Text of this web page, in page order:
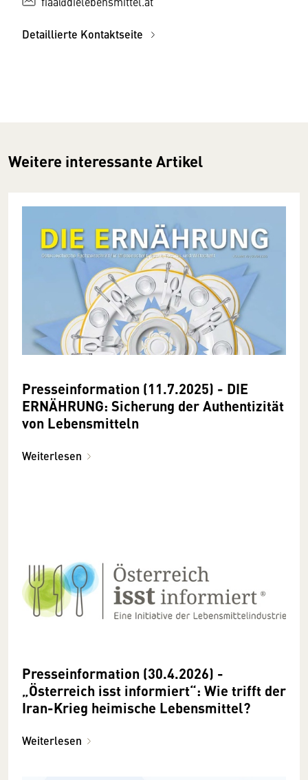
Detaillierte Kontaktseite
Weitere interessante Artikel
Presseinformation (11.7.2025) - DIE
ERNÄHRUNG: Sicherung der Authentizität
von Lebensmitteln
Weiterlesen
Presseinformation (30.4.2026) -
„Österreich isst informiert“: Wie trifft der
Iran-Krieg heimische Lebensmittel?
Weiterlesen